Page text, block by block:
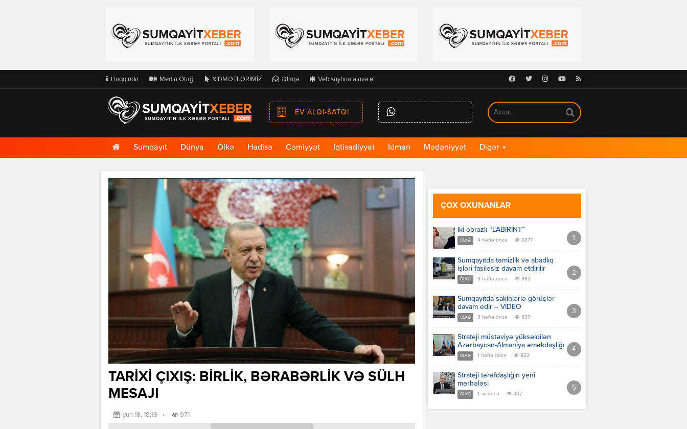
Haqqında Media Otağı XİDMƏTLƏRİMİZ Əlaqə Veb saytına əlavə et Facebook
TwitterInstagramYoutubeRSS
EV ALQI-SATQI
Ana
Səhifə
Sumqayıt Dünya Ölkə Hadisə Cəmiyyət İqtisadiyyat İdman Mədəniyyət Digər
TARİXİ ÇIXIŞ: BİRLİK, BƏRABƏRLİK VƏ SÜLH
MESAJI
İyun 18, 18:18 • 971
ÇOX OXUNANLAR
İki obrazlı “LABİRİNT”
ÖLKƏ 4 həftə öncə 3377
Sumqayıtda təmizlik və abadlıq
işləri fasiləsiz davam etdirilir
ÖLKƏ 3 həftə öncə 992
Sumqayıtda sakinlərlə görüşlər
davam edir – VİDEO
ÖLKƏ 3 həftə öncə 837
Strateji müstəviyə yüksəldilən
Azərbaycan-Almaniya əməkdaşlığı
ÖLKƏ 1 həftə öncə 823
Strateji tərəfdaşlığın yeni
mərhələsi
ÖLKƏ 1 ay öncə 807